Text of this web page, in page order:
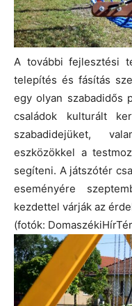
A további fejlesztési
telepítés és fásítás
egy olyan szabadidős
családok kulturált
szabadidejüket,
eszközökkel a
segíteni. A játszótér
eseményére
kezdettel várják az
(fotók: